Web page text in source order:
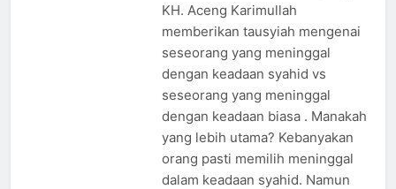
KH. Aceng Karimullah
memberikan tausyiah mengenai
seseorang yang meninggal
dengan keadaan syahid vs
seseorang yang meninggal
dengan keadaan biasa . Manakah
yang lebih utama? Kebanyakan
orang pasti memilih meninggal
dalam keadaan syahid. Namun